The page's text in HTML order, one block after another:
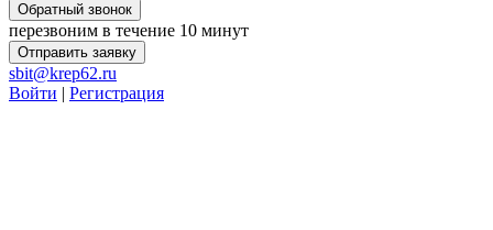
Обратный звонок
перезвоним в течение 10 минут
Отправить заявку
sbit@krep62.ru
Войти | Регистрация